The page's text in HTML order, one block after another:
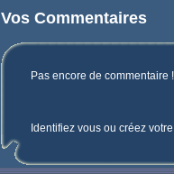
Vos Commentaires
Pas encore de commentaire
Identifiez vous ou créez